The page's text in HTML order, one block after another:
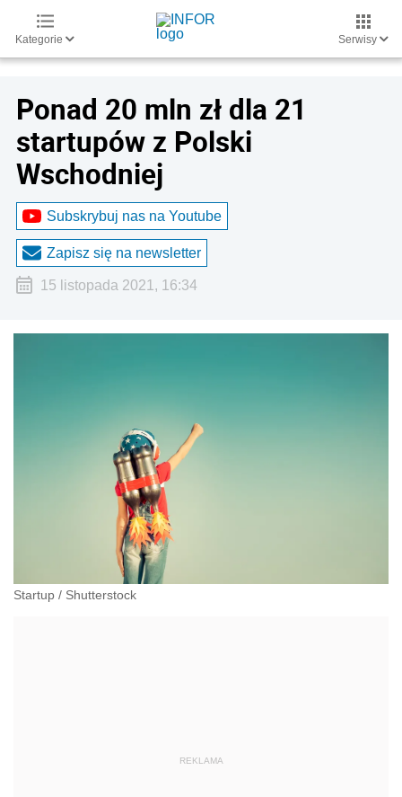
Kategorie Serwisy
Ponad 20 mln zł dla 21
startupów z Polski
Wschodniej
Subskrybuj nas na Youtube
Zapisz się na newsletter
15 listopada 2021, 16:34
Startup / Shutterstock